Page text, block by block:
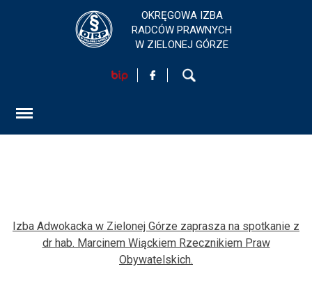
HOME
EGZAMINY PRAWNICZE
OKRĘGOWA IZBA
RADCÓW PRAWNYCH
W ZIELONEJ GÓRZE
Izba Adwokacka w Zielonej Górze zaprasza na spotkanie z
dr hab. Marcinem Wiąckiem Rzecznikiem Praw
Obywatelskich.